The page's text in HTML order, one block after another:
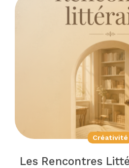
Créativité
Les Rencontres